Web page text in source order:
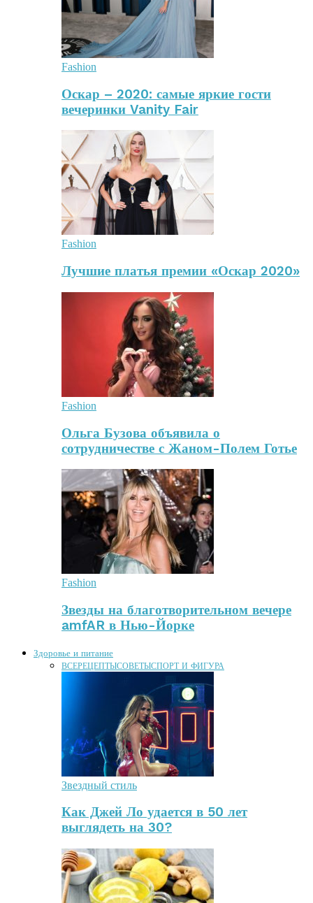
Fashion
Оскар – 2020: самые яркие гости
вечеринки Vanity Fair
Fashion
Лучшие платья премии «Оскар 2020»
Fashion
Ольга Бузова объявила о
сотрудничестве с Жаном-Полем Готье
Fashion
Звезды на благотворительном вечере
amfAR в Нью-Йорке
Здоровье и питание
ВСЕРЕЦЕПТЫСОВЕТЫСПОРТ И ФИГУРА
Звездный стиль
Как Джей Ло удается в 50 лет
выглядеть на 30?